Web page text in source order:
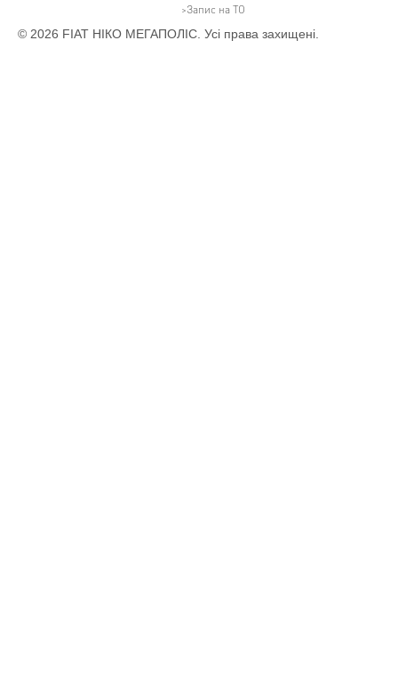
Запис на ТО
© 2026 FIAT НІКО МЕГАПОЛІС. Усі права захищені.